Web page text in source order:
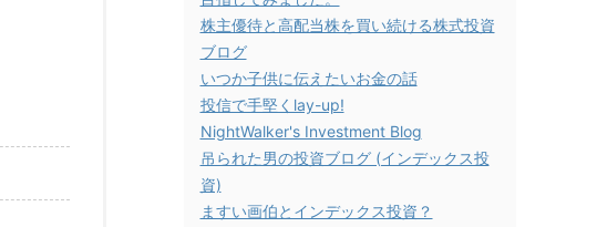
株主優待と高配当株を買い続ける株式投資
ブログ
いつか子供に伝えたいお金の話
投信で手堅くlay-up!
NightWalker's Investment Blog
吊られた男の投資ブログ (インデックス投
資)
ますい画伯とインデックス投資？